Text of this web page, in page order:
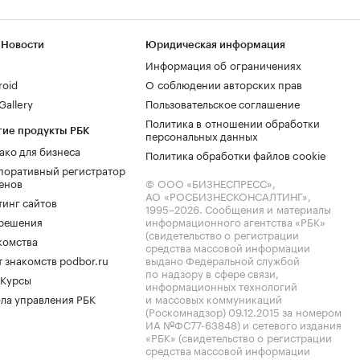
продукты РБК
для бизнеса
регистратор
сайтов
знакомств podbor.ru
управления РБК
Юридическая информация
Информация об ограничениях
О соблюдении авторских прав
Пользовательское соглашение
Политика в отношении обработки
персональных данных
Политика обработки файлов cookie
© ООО «БИЗНЕСПРЕСС»,
АО «РОСБИЗНЕСКОНСАЛТИНГ»,
1995–2026. Сообщения и материалы
информационного агентства «РБК»
(свидетельство о регистрации
средства массовой информации
выдано Федеральной службой
по надзору в сфере связи,
информационных технологий
и массовых коммуникаций
(Роскомнадзор) 09.12.2015 за номером
ИА №ФС77-63848) и сетевого издания
«РБК» (свидетельство о регистрации
средства массовой информации